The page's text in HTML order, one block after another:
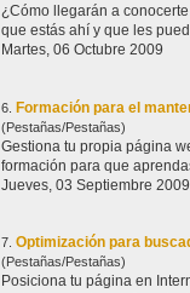
¿Cómo llegarán a conocerte tus futuros clientes? Cuando alguien
Martes, 06 Octubre 2009
6. Formación para el
(Pestañas/Pestañas)
Gestiona tu propia página web En Latitud WEB diseñamos tu página web para que tú seas el dueño. Por
formación para que
Jueves, 03 Septiembre 2009
7. Optimización para
(Pestañas/Pestañas)
Posiciona tu página en Internet Para dar visibilidad a tu página en Internet es muy importante que esté